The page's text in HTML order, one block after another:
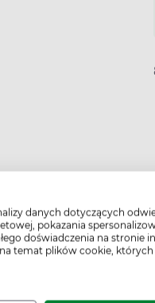
danych dotyczących
pokazania
doświadczenia na stronie
temat plików cookie,
Etamsylat ma działanie
stosuje się profilaktycznie
Etamsylat –
Etamsylat poprawia